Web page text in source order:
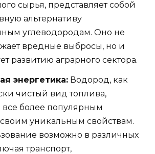
сырья, представляет собой
альтернативу
углеводородам. Оно не
вредные выбросы, но и
развитию аграрного сектора.
энергетика: Водород, как
чистый вид топлива,
все более популярным
уникальным свойствам.
возможно в различных
транспорт,